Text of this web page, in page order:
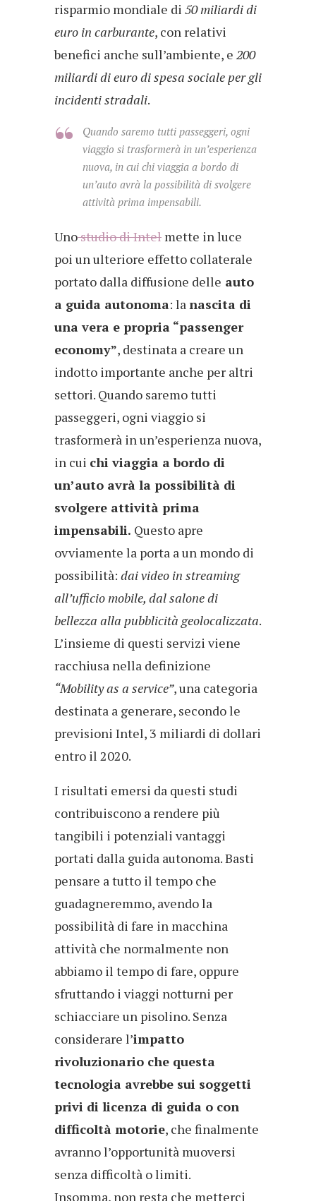
risparmio mondiale di 50 miliardi di
euro in carburante, con relativi
benefici anche sull’ambiente, e 200
miliardi di euro di spesa sociale per gli
incidenti stradali.
Quando saremo tutti passeggeri, ogni
viaggio si trasformerà in un’esperienza
nuova, in cui chi viaggia a bordo di
un’auto avrà la possibilità di svolgere
attività prima impensabili.
Unostudio di Intel mette in luce
poi un ulteriore effetto collaterale
portato dalla diffusione delle auto
a guida autonoma: lanascita di
una vera e propria “passenger
economy”, destinata a creare un
indotto importante anche per altri
settori. Quando saremo tutti
passeggeri, ogni viaggio si
trasformerà in un’esperienza nuova,
in cui chi viaggia a bordo di
un’auto avrà la possibilità di
svolgere attività prima
impensabili. Questo apre
ovviamente la porta a un mondo di
possibilità: dai video in streaming
all’ufficio mobile, dal salone di
bellezza alla pubblicità geolocalizzata.
L’insieme di questi servizi viene
racchiusa nella definizione
“Mobility as a service”, una categoria
destinata a generare, secondo le
previsioni Intel, 3 miliardi di dollari
entro il 2020.
I risultati emersi da questi studi
contribuiscono a rendere più
tangibili i potenziali vantaggi
portati dalla guida autonoma. Basti
pensare a tutto il tempo che
guadagneremmo, avendo la
possibilità di fare in macchina
attività che normalmente non
abbiamo il tempo di fare, oppure
sfruttando i viaggi notturni per
schiacciare un pisolino. Senza
considerare l’impatto
rivoluzionario che questa
tecnologia avrebbe sui soggetti
privi di licenza di guida o con
difficoltà motorie, che finalmente
avranno l’opportunità muoversi
senza difficoltà o limiti.
Insomma, non resta che metterci